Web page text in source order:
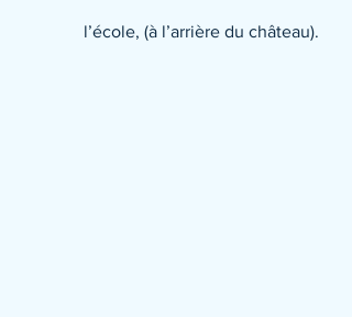
            l’école, (à l’arrière du château).